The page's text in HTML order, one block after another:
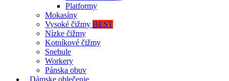
Platformy
Mokasíny
Vysoké čižmy BEST
Nízke čižmy
Kotníkové čižmy
Snehule
Workery
Pánska obuv
Dámske oblečenie